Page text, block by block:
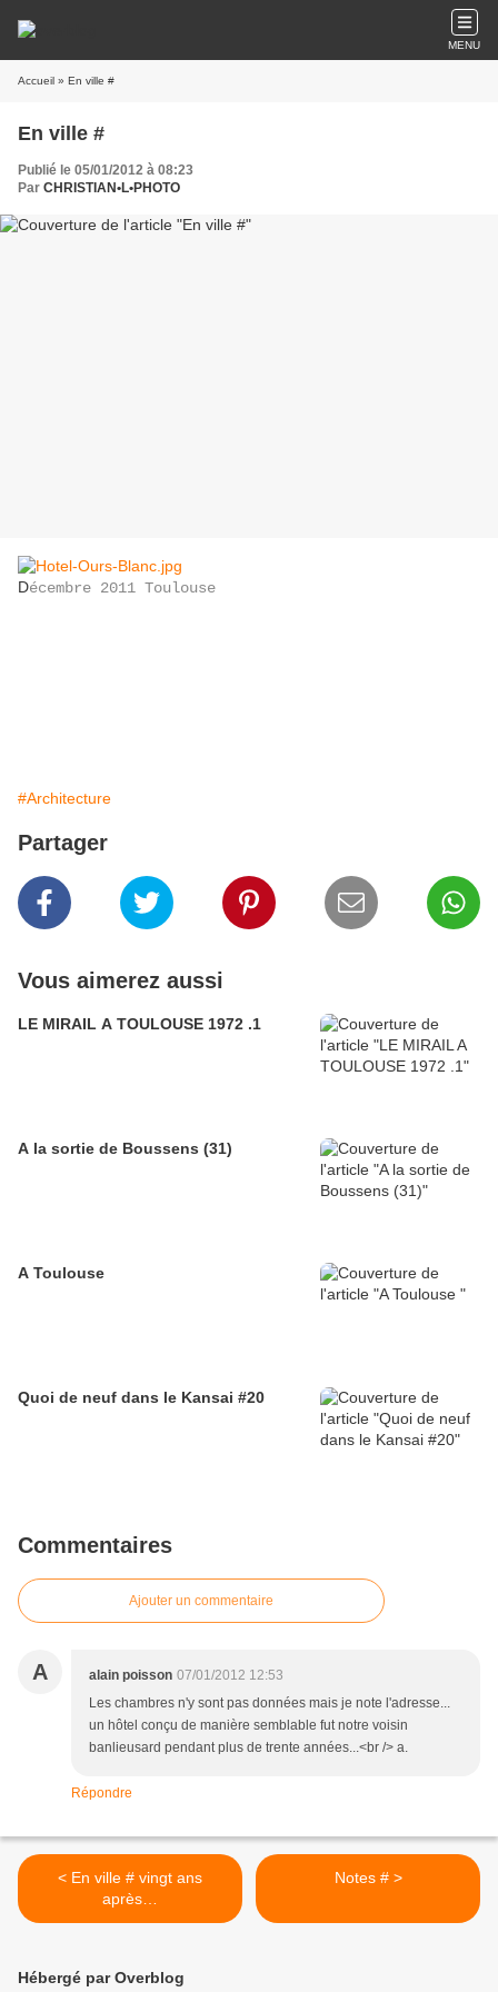
MENU
Accueil » En ville #
En ville #
Publié le 05/01/2012 à 08:23
Par CHRISTIAN•L•PHOTO
Décembre 2011 Toulouse
#Architecture
Partager
Vous aimerez aussi
LE MIRAIL A TOULOUSE 1972 .1
A la sortie de Boussens (31)
A Toulouse
Quoi de neuf dans le Kansai #20
Commentaires
Ajouter un commentaire
A alain poisson 07/01/2012 12:53
Les chambres n'y sont pas données mais je note l'adresse...
un hôtel conçu de manière semblable fut notre voisin
banlieusard pendant plus de trente années...<br /> a.
Répondre
< En ville # vingt ans
après…
Notes # >
Hébergé par Overblog